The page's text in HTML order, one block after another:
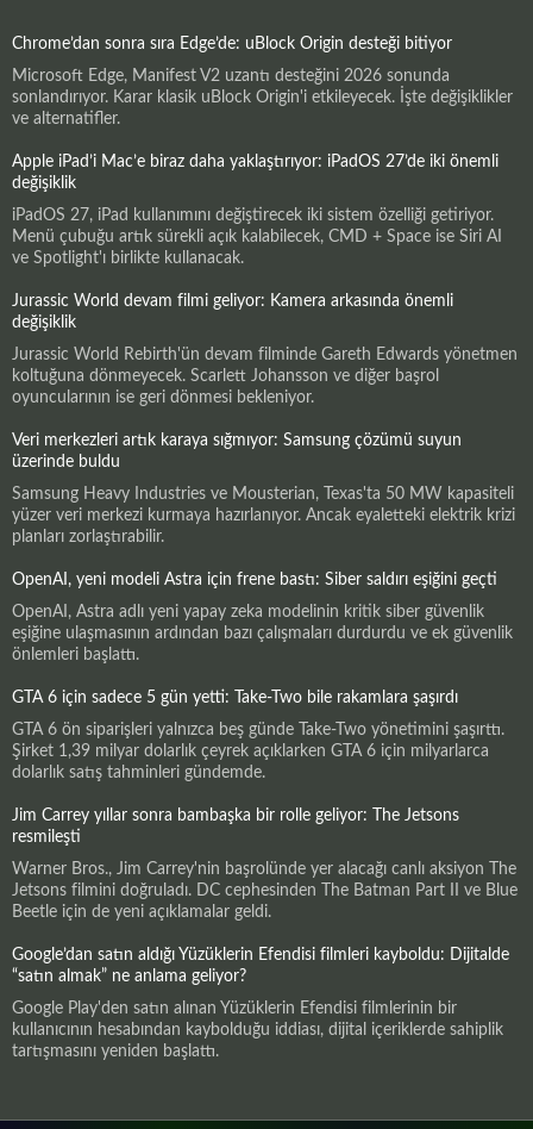
Chrome’dan sonra sıra Edge’de: uBlock Origin desteği bitiyor
Microsoft Edge, Manifest V2 uzantı desteğini 2026 sonunda
sonlandırıyor. Karar klasik uBlock Origin'i etkileyecek. İşte değişiklikler
ve alternatifler.
Apple iPad’i Mac’e biraz daha yaklaştırıyor: iPadOS 27’de iki önemli
değişiklik
iPadOS 27, iPad kullanımını değiştirecek iki sistem özelliği getiriyor.
Menü çubuğu artık sürekli açık kalabilecek, CMD + Space ise Siri AI
ve Spotlight'ı birlikte kullanacak.
Jurassic World devam filmi geliyor: Kamera arkasında önemli
değişiklik
Jurassic World Rebirth'ün devam filminde Gareth Edwards yönetmen
koltuğuna dönmeyecek. Scarlett Johansson ve diğer başrol
oyuncularının ise geri dönmesi bekleniyor.
Veri merkezleri artık karaya sığmıyor: Samsung çözümü suyun
üzerinde buldu
Samsung Heavy Industries ve Mousterian, Texas'ta 50 MW kapasiteli
yüzer veri merkezi kurmaya hazırlanıyor. Ancak eyaletteki elektrik krizi
planları zorlaştırabilir.
OpenAI, yeni modeli Astra için frene bastı: Siber saldırı eşiğini geçti
OpenAI, Astra adlı yeni yapay zeka modelinin kritik siber güvenlik
eşiğine ulaşmasının ardından bazı çalışmaları durdurdu ve ek güvenlik
önlemleri başlattı.
GTA 6 için sadece 5 gün yetti: Take-Two bile rakamlara şaşırdı
GTA 6 ön siparişleri yalnızca beş günde Take-Two yönetimini şaşırttı.
Şirket 1,39 milyar dolarlık çeyrek açıklarken GTA 6 için milyarlarca
dolarlık satış tahminleri gündemde.
Jim Carrey yıllar sonra bambaşka bir rolle geliyor: The Jetsons
resmileşti
Warner Bros., Jim Carrey'nin başrolünde yer alacağı canlı aksiyon The
Jetsons filmini doğruladı. DC cephesinden The Batman Part II ve Blue
Beetle için de yeni açıklamalar geldi.
Google’dan satın aldığı Yüzüklerin Efendisi filmleri kayboldu: Dijitalde
“satın almak” ne anlama geliyor?
Google Play'den satın alınan Yüzüklerin Efendisi filmlerinin bir
kullanıcının hesabından kaybolduğu iddiası, dijital içeriklerde sahiplik
tartışmasını yeniden başlattı.